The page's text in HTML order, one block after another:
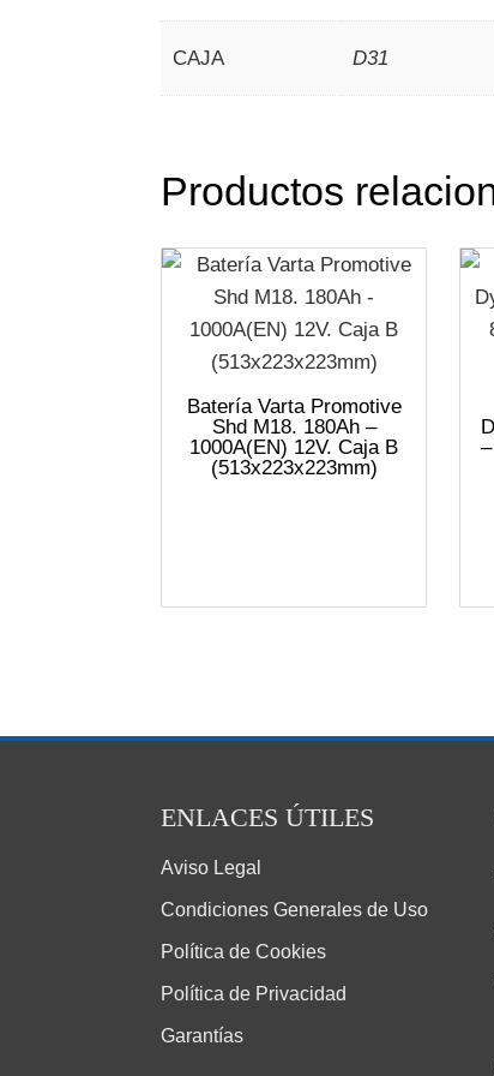
CAJA D31
Productos
Batería Varta Promotive
Shd M18. 180Ah –
1000A(EN) 12V. Caja B
(513x223x223mm)
ENLACES ÚTILES
Aviso Legal
Condiciones Generales de Uso
Política de Cookies
Política de Privacidad
Garantías